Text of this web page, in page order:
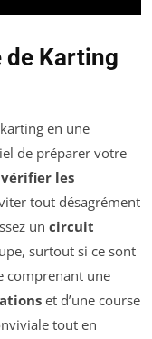
de Karting
en une
de préparer votre
vérifier les
tout désagrément
un circuit
surtout si ce sont
comprenant une
et d’une course
tout en